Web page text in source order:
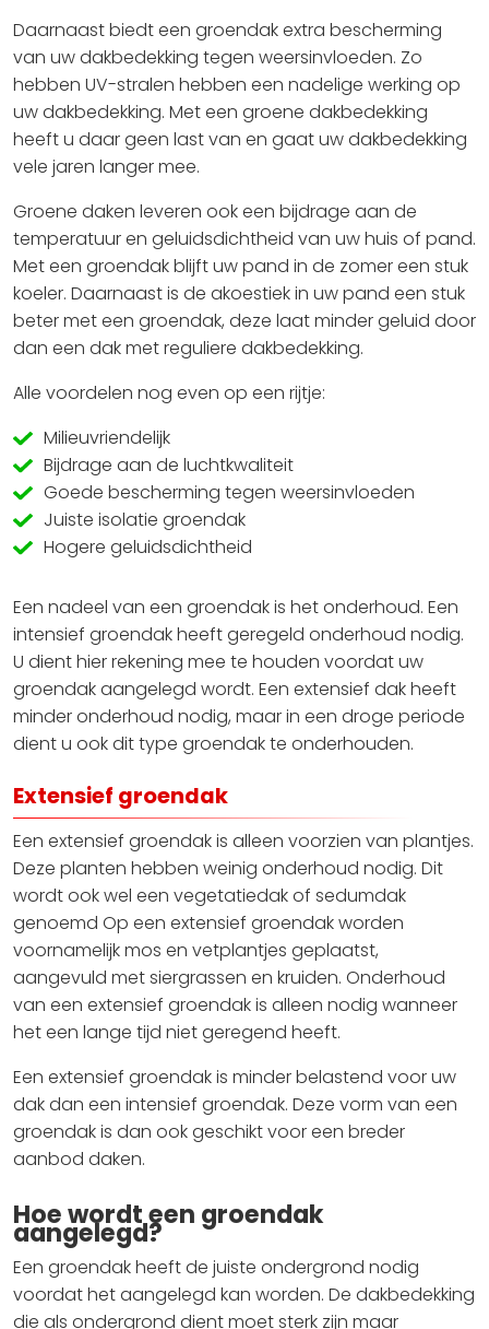
Daarnaast biedt een groendak extra bescherming
van uw dakbedekking tegen weersinvloeden. Zo
hebben UV-stralen hebben een nadelige werking op
uw dakbedekking. Met een groene dakbedekking
heeft u daar geen last van en gaat uw dakbedekking
vele jaren langer mee.
Groene daken leveren ook een bijdrage aan de
temperatuur en geluidsdichtheid van uw huis of pand.
Met een groendak blijft uw pand in de zomer een stuk
koeler. Daarnaast is de akoestiek in uw pand een stuk
beter met een groendak, deze laat minder geluid door
dan een dak met reguliere dakbedekking.
Alle voordelen nog even op een rijtje:
Milieuvriendelijk
Bijdrage aan de luchtkwaliteit
Goede bescherming tegen weersinvloeden
Juiste isolatie groendak
Hogere geluidsdichtheid
Een nadeel van een groendak is het onderhoud. Een
intensief groendak heeft geregeld onderhoud nodig.
U dient hier rekening mee te houden voordat uw
groendak aangelegd wordt. Een extensief dak heeft
minder onderhoud nodig, maar in een droge periode
dient u ook dit type groendak te onderhouden.
Extensief groendak
Een extensief groendak is alleen voorzien van plantjes.
Deze planten hebben weinig onderhoud nodig. Dit
wordt ook wel een vegetatiedak of sedumdak
genoemd Op een extensief groendak worden
voornamelijk mos en vetplantjes geplaatst,
aangevuld met siergrassen en kruiden. Onderhoud
van een extensief groendak is alleen nodig wanneer
het een lange tijd niet geregend heeft.
Een extensief groendak is minder belastend voor uw
dak dan een intensief groendak. Deze vorm van een
groendak is dan ook geschikt voor een breder
aanbod daken.
Hoe wordt een groendak
aangelegd?
Een groendak heeft de juiste ondergrond nodig
voordat het aangelegd kan worden. De dakbedekking
die als ondergrond dient moet sterk zijn maar